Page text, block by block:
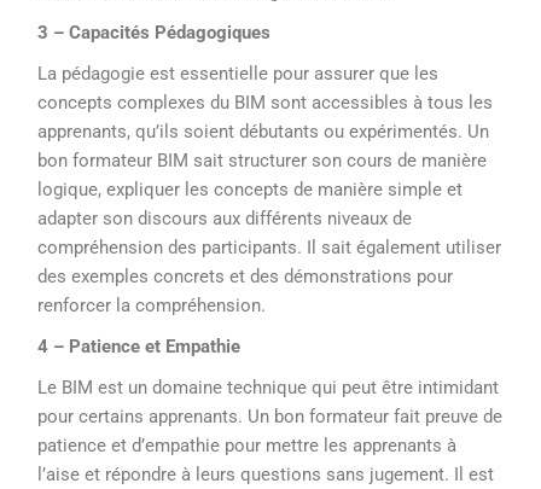
3 – Capacités Pédagogiques
La pédagogie est essentielle pour assurer que les
concepts complexes du BIM sont accessibles à tous les
apprenants, qu’ils soient débutants ou expérimentés. Un
bon formateur BIM sait structurer son cours de manière
logique, expliquer les concepts de manière simple et
adapter son discours aux différents niveaux de
compréhension des participants. Il sait également utiliser
des exemples concrets et des démonstrations pour
renforcer la compréhension.
4 – Patience et Empathie
Le BIM est un domaine technique qui peut être intimidant
pour certains apprenants. Un bon formateur fait preuve de
patience et d’empathie pour mettre les apprenants à
l’aise et répondre à leurs questions sans jugement. Il est